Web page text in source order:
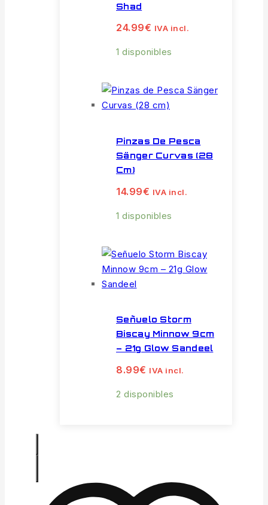
Shad
24.99€ IVA incl.
1 disponibles
Pinzas De Pesca
Sänger Curvas (28
Cm)
14.99€ IVA incl.
1 disponibles
Señuelo Storm
Biscay Minnow 9cm
– 21g Glow Sandeel
8.99€ IVA incl.
2 disponibles